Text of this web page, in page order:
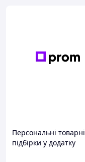
Персональні товарні
підбірки у додатку